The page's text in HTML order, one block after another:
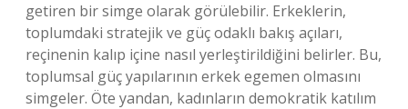
getiren bir simge olarak görülebilir. Erkeklerin,
toplumdaki stratejik ve güç odaklı bakış açıları,
reçinenin kalıp içine nasıl yerleştirildiğini belirler. Bu,
toplumsal güç yapılarının erkek egemen olmasını
simgeler. Öte yandan, kadınların demokratik katılım